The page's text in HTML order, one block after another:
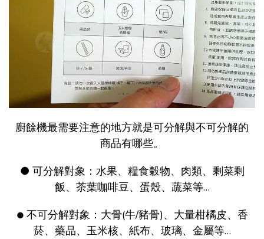
廚餘機最需要注意的地方就是可分解與不可分解的
商品有哪些。
● 可分解對象：水果、糧食穀物、肉類、剩菜剩
飯、茶葉咖啡豆、蛋殼、蔬菜等…
● 不可分解對象：大骨(牛/豬骨)、大量柑橘皮、香
菸、藥品、玉米核、紙布、玻璃、金屬等…